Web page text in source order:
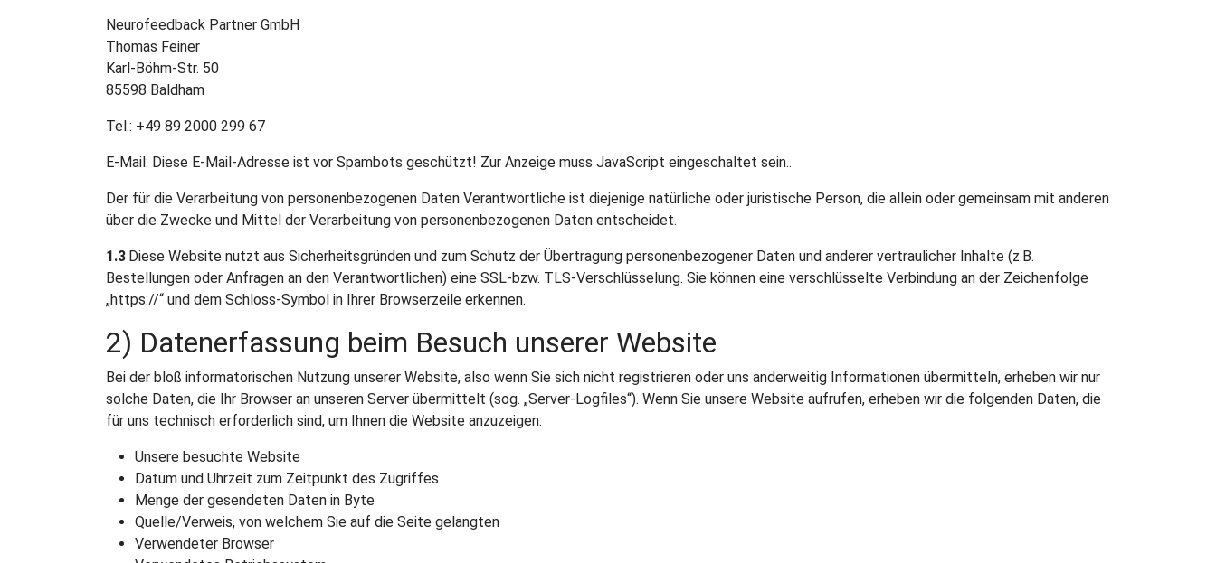
Neurofeedback Partner GmbH
Thomas Feiner
Karl-Böhm-Str. 50
85598 Baldham
Tel.: +49 89 2000 299 67
E-Mail: Diese E-Mail-Adresse ist vor Spambots geschützt! Zur Anzeige muss JavaScript eingeschaltet sein..
Der für die Verarbeitung von personenbezogenen Daten Verantwortliche ist diejenige natürliche oder juristische Person, die allein oder gemeinsam mit anderen
über die Zwecke und Mittel der Verarbeitung von personenbezogenen Daten entscheidet.
1.3 Diese Website nutzt aus Sicherheitsgründen und zum Schutz der Übertragung personenbezogener Daten und anderer vertraulicher Inhalte (z.B.
Bestellungen oder Anfragen an den Verantwortlichen) eine SSL-bzw. TLS-Verschlüsselung. Sie können eine verschlüsselte Verbindung an der Zeichenfolge
„https://“ und dem Schloss-Symbol in Ihrer Browserzeile erkennen.
2) Datenerfassung beim Besuch unserer Website
Bei der bloß informatorischen Nutzung unserer Website, also wenn Sie sich nicht registrieren oder uns anderweitig Informationen übermitteln, erheben wir nur
solche Daten, die Ihr Browser an unseren Server übermittelt (sog. „Server-Logfiles“). Wenn Sie unsere Website aufrufen, erheben wir die folgenden Daten, die
für uns technisch erforderlich sind, um Ihnen die Website anzuzeigen:
Unsere besuchte Website
Datum und Uhrzeit zum Zeitpunkt des Zugriffes
Menge der gesendeten Daten in Byte
Quelle/Verweis, von welchem Sie auf die Seite gelangten
Verwendeter Browser